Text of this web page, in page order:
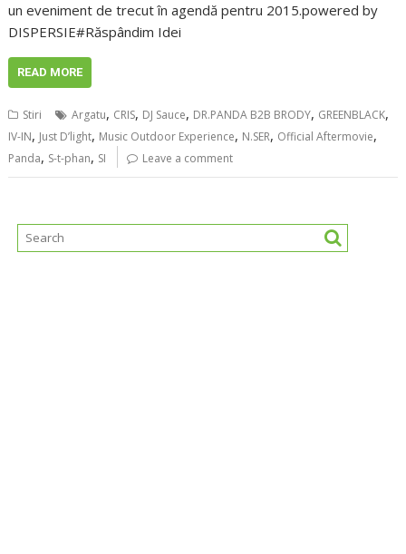
un eveniment de trecut în agendă pentru 2015.powered by
DISPERSIE#Răspândim Idei
READ MORE
Stiri Argatu, CRIS, DJ Sauce, DR.PANDA B2B BRODY, GREENBLACK,
IV-IN, Just D’light, Music Outdoor Experience, N.SER, Official Aftermovie,
Panda, S-t-phan, SI Leave a comment